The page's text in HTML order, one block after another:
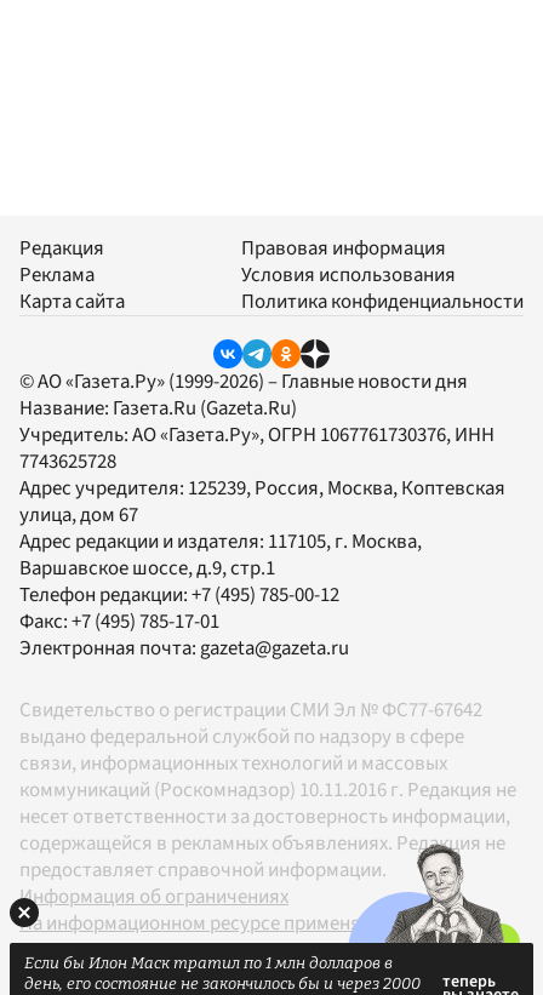
Редакция
Реклама
Карта сайта
Правовая информация
Условия использования
Политика конфиденциальности
© АО «Газета.Ру» (1999-2026) – Главные новости дня
Название: Газета.Ru (Gazeta.Ru)
Учредитель:АО «Газета.Ру», ОГРН 1067761730376, ИНН
7743625728
Адрес учредителя: 125239, Россия, Москва, Коптевская
улица, дом 67
Адрес редакции и издателя: 117105, г. Москва,
Варшавское шоссе, д.9, стр.1
Телефон редакции:+7 (495) 785-00-12
Факс:+7 (495) 785-17-01
Электронная почта:gazeta@gazeta.ru
Свидетельство о регистрации СМИ Эл № ФС77-67642
выдано федеральной службой по надзору в сфере
связи, информационных технологий и массовых
коммуникаций (Роскомнадзор) 10.11.2016 г. Редакция не
несет ответственности за достоверность информации,
содержащейся в рекламных объявлениях. Редакция не
предоставляет справочной информации.
Информация об ограничениях
На информационном ресурсе применяются
рекомендательные технологии в соответствии с
Правилами
Если бы Илон Маск тратил по 1 млн долларов в
день, его состояние не закончилось бы и через 2000